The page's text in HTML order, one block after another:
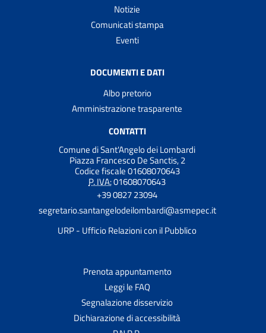
Notizie
Comunicati stampa
Eventi
DOCUMENTI E DATI
Albo pretorio
Amministrazione trasparente
CONTATTI
Comune di Sant'Angelo dei Lombardi
Piazza Francesco De Sanctis, 2
Codice fiscale 01608070643
P. IVA:01608070643
+39 0827 23094
segretario.santangelodeilombardi@asmepec.it
URP - Ufficio Relazioni con il Pubblico
Prenota appuntamento
Leggi le FAQ
Segnalazione disservizio
Dichiarazione di accessibilità